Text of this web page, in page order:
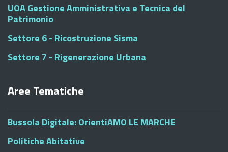
UOA Gestione Amministrativa e Tecnica del
Patrimonio
Settore 6 - Ricostruzione Sisma
Settore 7 - Rigenerazione Urbana
Aree Tematiche
Bussola Digitale: OrientiAMO LE MARCHE
Politiche Abitative